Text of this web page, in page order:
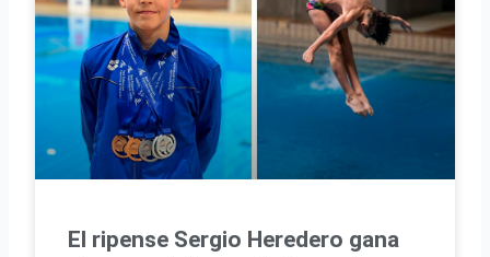
El ripense Sergio Heredero gana